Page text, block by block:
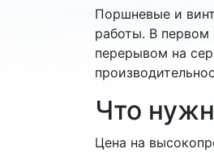
Поршневые и
работы. В первом
перерывом на
Что
Цена на